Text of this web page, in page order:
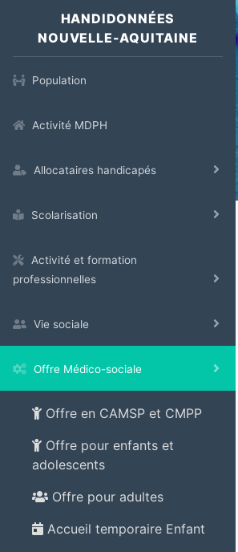
HANDIDONNÉES
NOUVELLE-AQUITAINE
Population
Activité MDPH
Allocataires handicapés
Scolarisation
Activité et formation
professionnelles
Vie sociale
Offre Médico-sociale
Offre en CAMSP et CMPP
Offre pour enfants et
adolescents
Offre pour adultes
Accueil temporaire Enfant